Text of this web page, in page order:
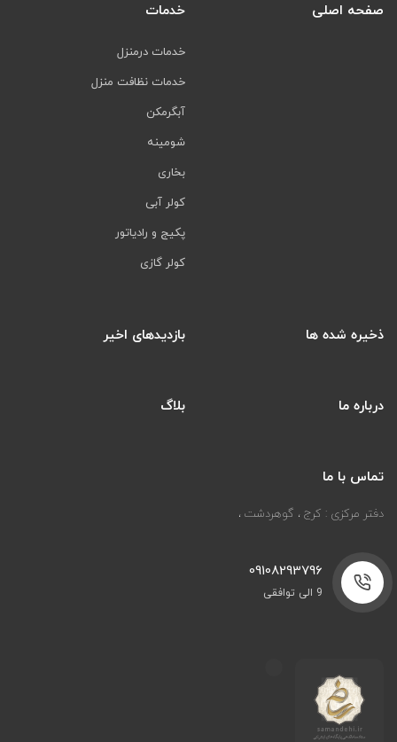
صفحه اصلی خدمات
خدمات درمنزل
خدمات نظافت منزل
آبگرمکن
شومینه
بخاری
کولر آبی
پکیج و رادیاتور
کولر گازی
ذخیره شده ها بازدیدهای اخیر
درباره ما بلاگ
تماس با ما
دفتر مرکزی : کرج ، گوهردشت ،
09108293796
9 الی توافقی